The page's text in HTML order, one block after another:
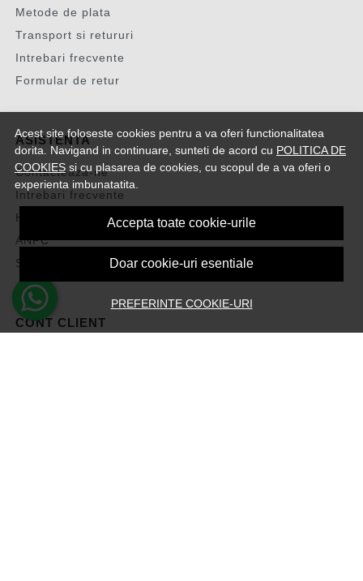
Acest site foloseste cookies pentru a va oferi functionalitatea
dorita. Navigand in continuare, sunteti de acord cu POLITICA DE
COOKIES si cu plasarea de cookies, cu scopul de a va oferi o
experienta imbunatatita.
Accepta toate cookie-urile
Doar cookie-uri esentiale
PREFERINTE COOKIE-URI
Metode de plata
Transport si retururi
Intrebari frecvente
Formular de retur
ASISTENTA
Contacteaza-ne
Intrebari frecvente
Harta site
ANPC
Solutionarea litigiilor
CONT CLIENT